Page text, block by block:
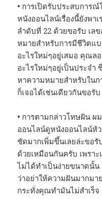
• การเปิดรับประสบการณ์
หนังออนไลน์เรื่องนี้ยังพ
ลำดับที่ 22 ด้วยขอรับ เล
หมายสำหรับการมีชีวิตแบ
อะไรใหม่ๆอยู่เสมอ คุณล
อะไรใหม่ๆอยู่เป็นประจ
หาความหมายสำหรับใน
ก็เจอได้เช่นเดียวกันขอรับ
• การตามกล่าวโทษฝัน
ออนไลน์ดูหนังออนไลน์หั
ชัดมากเพิ่มขึ้นเลยล่ะขอ
ด้วยเหมือนกันครับ เพรา
ไม่ได้ทำเป็นง่ายขนาดนั้
ว่าอย่าให้ความฝันมากม
กระทั่งคุณทำมันไม่สำเร็